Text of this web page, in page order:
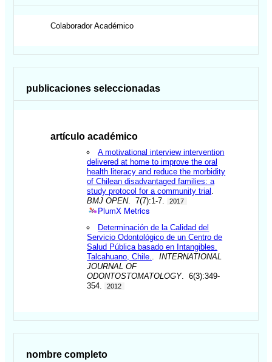
Colaborador Académico
publicaciones seleccionadas
artículo académico
A motivational interview intervention
delivered at home to improve the oral
health literacy and reduce the morbidity
of Chilean disadvantaged families: a
study protocol for a community trial
BMJ OPEN. 7(7):1-7. 2017
PlumX Metrics
Determinación de la Calidad del
Servicio Odontológico de un Centro de
Salud Pública basado en Intangibles.
Talcahuano, Chile.
.INTERNATIONAL
JOURNAL OF
ODONTOSTOMATOLOGY. 6(3):349-
354.
2012
nombre completo